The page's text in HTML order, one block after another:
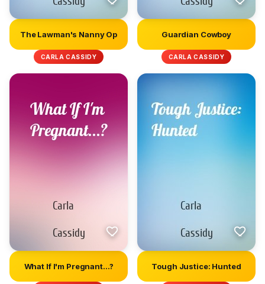
The Lawman's Nanny Op
CARLA CASSIDY
Guardian Cowboy
CARLA CASSIDY
What If I'm Pregnant...? Tough Justice: Hunted